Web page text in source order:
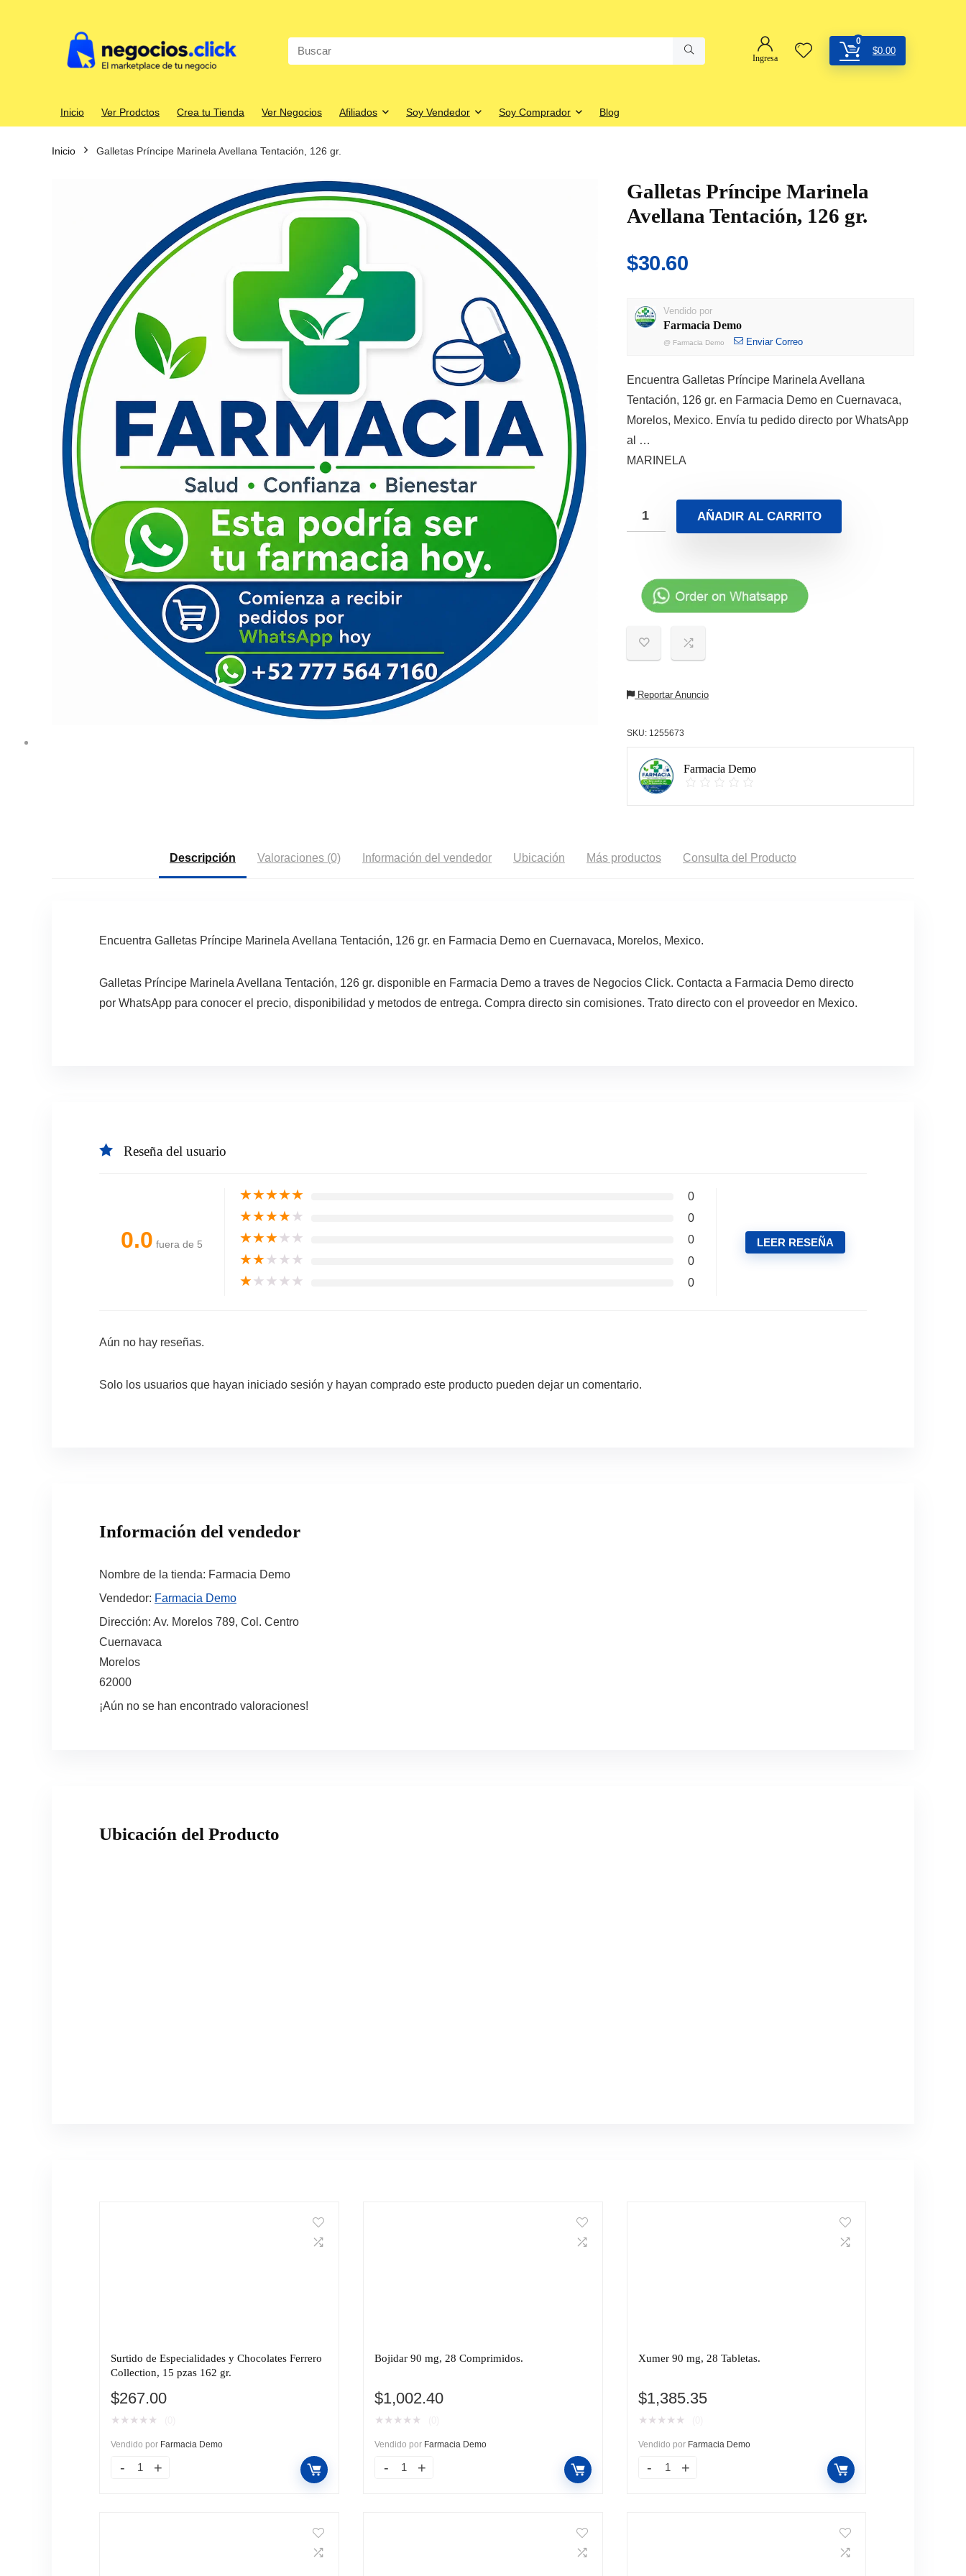
Search
for:
Ingresa
0
$0.00
Inicio Ver Prodctos Crea tu Tienda Ver Negocios Afiliados Soy Vendedor Soy Comprador Blog
Inicio Galletas Príncipe Marinela Avellana Tentación, 126 gr.
Galletas Príncipe Marinela
Avellana Tentación, 126 gr.
$30.60
Vendido por
Farmacia Demo
@ Farmacia Demo Enviar Correo
Encuentra Galletas Príncipe Marinela Avellana
Tentación, 126 gr. en Farmacia Demo en Cuernavaca,
Morelos, Mexico. Envía tu pedido directo por WhatsApp
al …
MARINELA
AÑADIR AL CARRITO
Reportar Anuncio
SKU: 1255673
Farmacia Demo
Descripción Valoraciones (0) Información del vendedor Ubicación Más productos Consulta del Producto
Encuentra Galletas Príncipe Marinela Avellana Tentación, 126 gr. en Farmacia Demo en Cuernavaca, Morelos, Mexico.
Galletas Príncipe Marinela Avellana Tentación, 126 gr. disponible en Farmacia Demo a traves de Negocios Click. Contacta a Farmacia Demo directo
por WhatsApp para conocer el precio, disponibilidad y metodos de entrega. Compra directo sin comisiones. Trato directo con el proveedor en Mexico.
Reseña del usuario
0.0 fuera de 5
★★★★★ 0
★★★★★ 0
★★★★★ 0
★★★★★ 0
★★★★★ 0
LEER RESEÑA
Aún no hay reseñas.
Solo los usuarios que hayan iniciado sesión y hayan comprado este producto pueden dejar un comentario.
Información del vendedor
Nombre de la tienda: Farmacia Demo
Vendedor: Farmacia Demo
Dirección: Av. Morelos 789, Col. Centro
Cuernavaca
Morelos
62000
¡Aún no se han encontrado valoraciones!
Ubicación del Producto
Surtido de Especialidades y Chocolates Ferrero
Collection, 15 pzas 162 gr.
$267.00
★ ★ ★ ★ ★
Vendido por Farmacia Demo
Bojidar 90 mg, 28 Comprimidos.
$1,002.40
★ ★ ★ ★ ★
Vendido por Farmacia Demo
Xumer 90 mg, 28 Tabletas.
$1,385.35
★ ★ ★ ★ ★
Vendido por Farmacia Demo